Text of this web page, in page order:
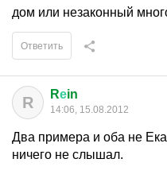
дом или незаконный
Ответить
R Rеin
14:06, 15.08.2012
Два примера и оба не
ничего не слышал.